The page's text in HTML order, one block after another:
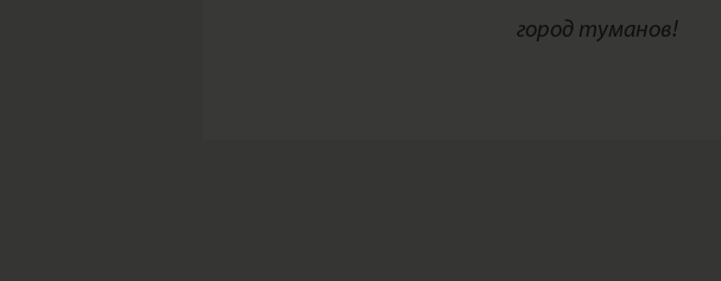
город туманов!